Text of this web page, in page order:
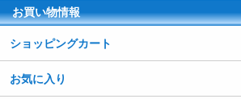
お買い物情報
ショッピングカート
お気に入り